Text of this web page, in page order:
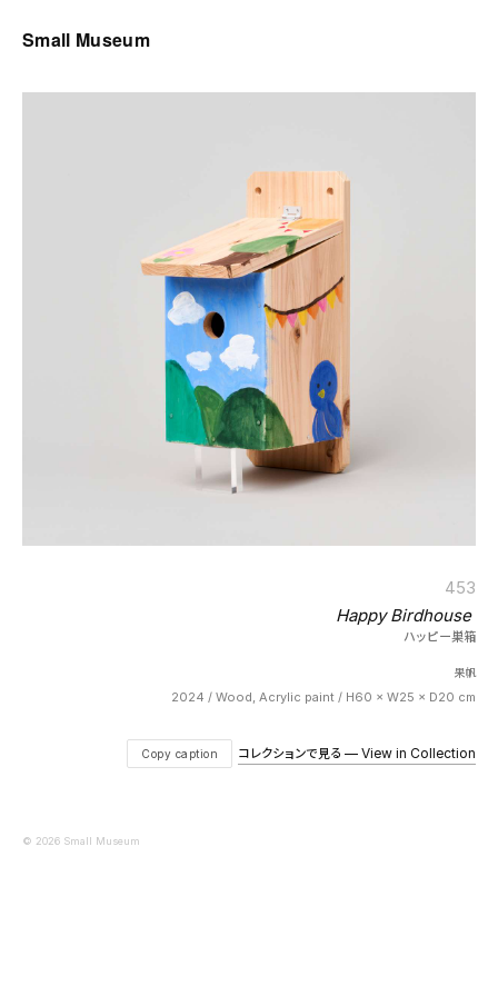
Small Museum
453
Happy Birdhouse
ハッピー巣箱
果帆
2024 / Wood, Acrylic paint / H60 × W25 × D20 cm
Copy caption コレクションで見る — View in Collection
© 2026 Small Museum